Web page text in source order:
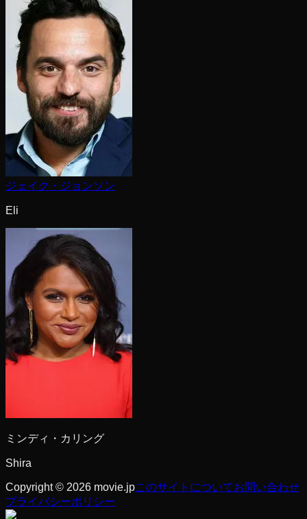
ジェイク・ジョンソン
Eli
ミンディ・カリング
Shira
Copyright © 2026 movie.jpこのサイトについてお問い合わせ
プライバシーポリシー